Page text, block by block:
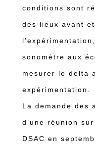
conditions sont
des lieux avant
sonomètre aux
mesurer le delta
expérimentation.
La demande des
d’une réunion
DSAC en